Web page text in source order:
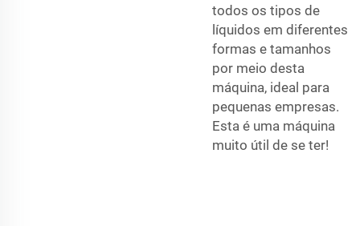
todos os tipos de
líquidos em diferentes
formas e tamanhos
por meio desta
máquina, ideal para
pequenas empresas.
Esta é uma máquina
muito útil de se ter!